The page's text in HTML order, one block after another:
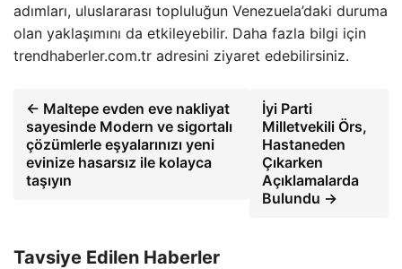
adımları, uluslararası topluluğun Venezuela’daki duruma
olan yaklaşımını da etkileyebilir. Daha fazla bilgi için
trendhaberler.com.tr adresini ziyaret edebilirsiniz.
← Maltepe evden eve nakliyat
sayesinde Modern ve sigortalı
çözümlerle eşyalarınızı yeni
evinize hasarsız ile kolayca
taşıyın
İyi Parti
Milletvekili Örs,
Hastaneden
Çıkarken
Açıklamalarda
Bulundu →
Tavsiye Edilen Haberler